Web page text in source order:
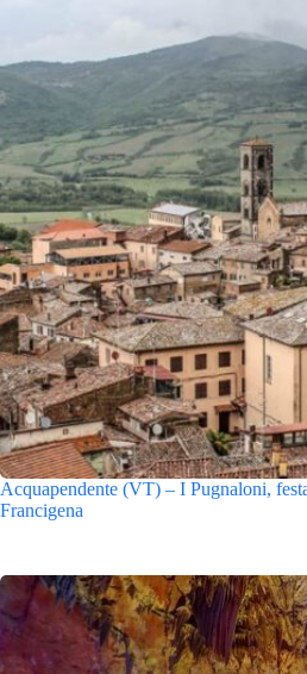
Acquapendente (VT) – I Pugnaloni,
Francigena